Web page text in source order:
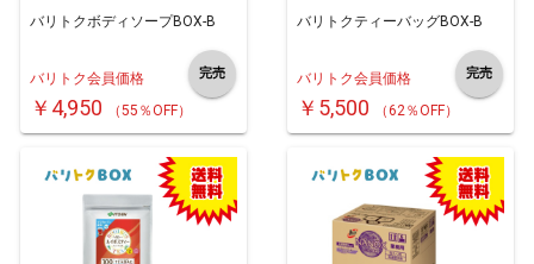
バリトクボディソープBOX-B
バリトク会員価格
￥4,950 （55％OFF）
完売
バリトクティーバッグBOX-B
バリトク会員価格
￥5,500 （62％OFF）
完売